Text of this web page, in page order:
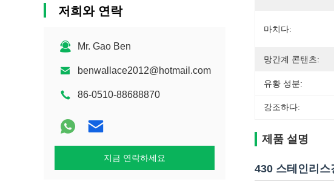
저희와 연락
Mr. Gao Ben
benwallace2012@hotmail.com
86-0510-88688870
지금 연락하세요
마치다:
망간계 콘탠츠:
유황 성분:
강조하다:
제품 설명
430 스테인리